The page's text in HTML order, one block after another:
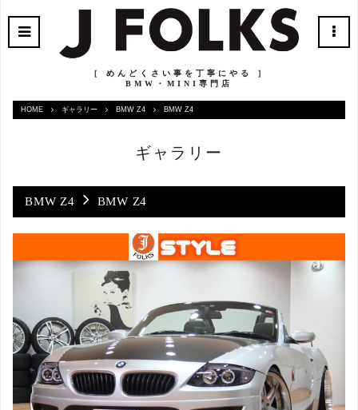
［ めんどくさい事を丁寧にやる ］
BMW・MINI専門店
HOME ギャラリー BMW Z4 BMW Z4
ギャラリー
BMW Z4 BMW Z4